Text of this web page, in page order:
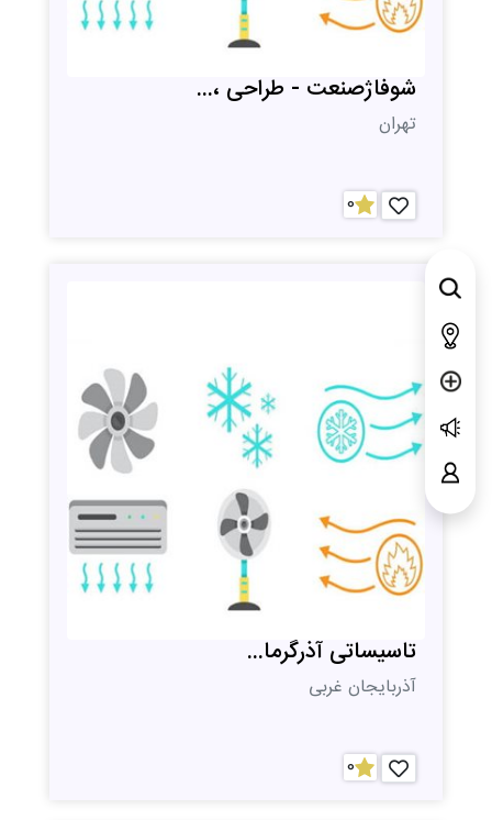
شوفاژصنعت - طراحی ،...
تهران
0
تاسیساتی آذرگرما...
آذربایجان غربی
0